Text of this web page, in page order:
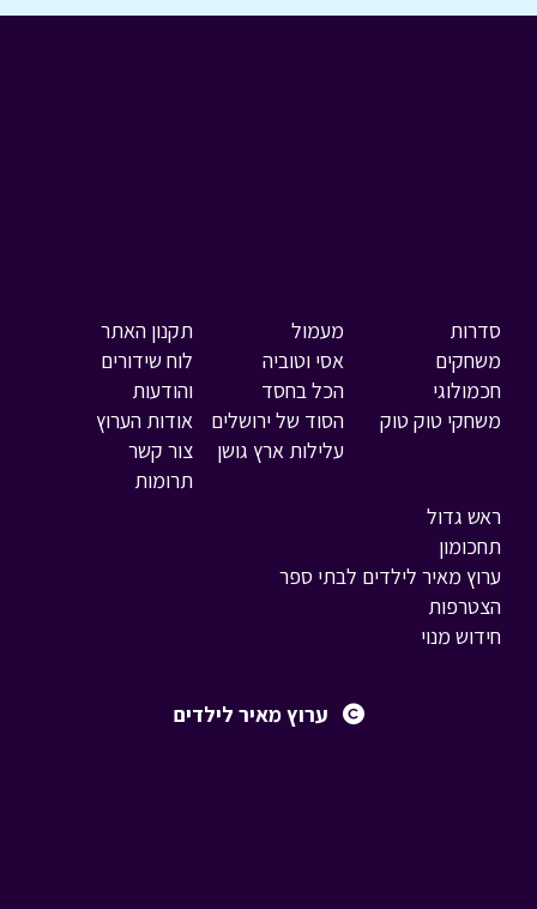
סדרות
משחקים
חכמולוגי
משחקי טוק טוק
מעמול
אסי וטוביה
הכל בחסד
הסוד של ירושלים
עלילות ארץ גושן
ראש גדול
תחכומון
ערוץ מאיר לילדים לבתי ספר
הצטרפות
חידוש מנוי
תקנון האתר
לוח שידורים
והודעות
אודות הערוץ
צור קשר
תרומות